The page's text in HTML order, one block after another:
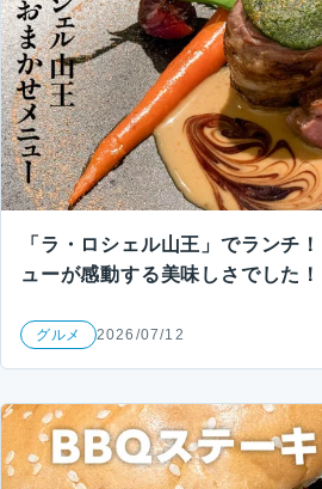
「ラ・ロシェル山王」でランチ
ューが感動する美味しさでした！
グルメ 2026/07/12